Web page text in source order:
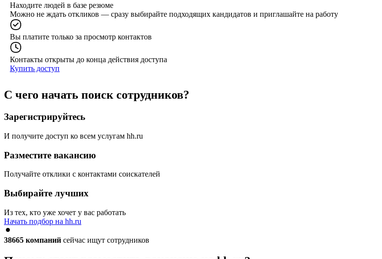
Находите людей в базе резюме
Можно не ждать откликов — сразу выбирайте подходящих кандидатов и приглашайте на работу
Вы платите только за просмотр контактов
Контакты открыты до конца действия доступа
Купить доступ
С чего начать поиск сотрудников?
Зарегистрируйтесь
И получите доступ ко всем услугам hh.ru
Разместите вакансию
Получайте отклики с контактами соискателей
Выбирайте лучших
Из тех, кто уже хочет у вас работать
Начать подбор на hh.ru
38665 компаний сейчас ищут сотрудников